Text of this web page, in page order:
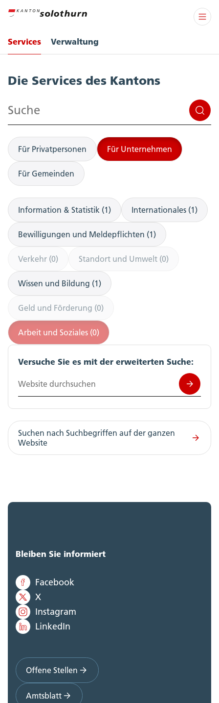
Services Verwaltung
Die Services des Kantons
Suchen
Für Privatpersonen Für Unternehmen
Für Gemeinden
Information & Statistik (1) Internationales (1)
Bewilligungen und Meldepflichten (1)
Verkehr (0) Standort und Umwelt (0)
Wissen und Bildung (1)
Geld und Förderung (0)
Arbeit und Soziales (0)
Versuche Sie es mit der erweiterten Suche:
Website durchsuchen
Suchen nach Suchbegriffen auf der ganzen
Website
Bleiben Sie informiert
Facebook
X
Instagram
LinkedIn
Offene Stellen
Amtsblatt